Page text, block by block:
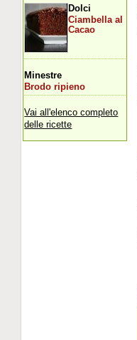
Dolci
Ciambella al
Cacao
Minestre
Brodo ripieno
Vai all'elenco completo
delle ricette